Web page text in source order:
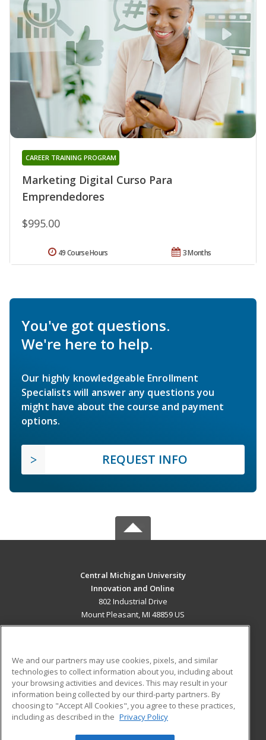
Marketing Digital Curso Para
Emprendedores
CAREER TRAINING PROGRAM
$995.00
3 Months
49 Course Hours
You've got questions.
We're here to help.
Our highly knowledgeable Enrollment
Specialists will answer any questions you
might have about the course and payment
options.
REQUEST INFO
Central Michigan University
Innovation and Online
802 Industrial Drive
Mount Pleasant, MI 48859 US
ADDITIONAL RESOURCES
Military
Financial Assistance
Help
Student Blog
We and our partners may use cookies, pixels, and similar
technologies to collect information about you, including about
your browsing activities and devices. This may result in your
information being collected by our third-party partners. By
choosing to "Accept All Cookies", you agree to these practices,
including as described in the Privacy Policy